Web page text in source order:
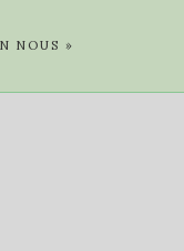
NOUS »